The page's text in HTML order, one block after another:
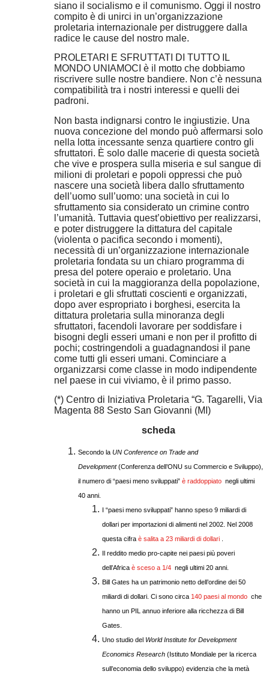
siano il socialismo e il comunismo. Oggi il nostro
compito è di unirci in un’organizzazione
proletaria internazionale per distruggere dalla
radice le cause del nostro male.
PROLETARI E SFRUTTATI DI TUTTO IL
MONDO UNIAMOCI è il motto che dobbiamo
riscrivere sulle nostre bandiere. Non c’è nessuna
compatibilità tra i nostri interessi e quelli dei
padroni.
Non basta indignarsi contro le ingiustizie. Una
nuova concezione del mondo può affermarsi solo
nella lotta incessante senza quartiere contro gli
sfruttatori. È solo dalle macerie di questa società
che vive e prospera sulla miseria e sul sangue di
milioni di proletari e popoli oppressi che può
nascere una società libera dallo sfruttamento
dell’uomo sull’uomo: una società in cui lo
sfruttamento sia considerato un crimine contro
l’umanità. Tuttavia quest’obiettivo per realizzarsi,
e poter distruggere la dittatura del capitale
(violenta o pacifica secondo i momenti),
necessità di un’organizzazione internazionale
proletaria fondata su un chiaro programma di
presa del potere operaio e proletario. Una
società in cui la maggioranza della popolazione,
i proletari e gli sfruttati coscienti e organizzati,
dopo aver espropriato i borghesi, esercita la
dittatura proletaria sulla minoranza degli
sfruttatori, facendoli lavorare per soddisfare i
bisogni degli esseri umani e non per il profitto di
pochi; costringendoli a guadagnandosi il pane
come tutti gli esseri umani. Cominciare a
organizzarsi come classe in modo indipendente
nel paese in cui viviamo, è il primo passo.
(*) Centro di Iniziativa Proletaria “G. Tagarelli, Via
Magenta 88 Sesto San Giovanni (MI)
scheda
Secondo la UN Conference on Trade and
Development(Conferenza dell’ONU su Commercio e Sviluppo),
il numero di “paesi meno sviluppati” è raddoppiato negli ultimi
40 anni.
I “paesi meno sviluppati” hanno speso 9 miliardi di
dollari per importazioni di alimenti nel 2002. Nel 2008
questa cifra è salita a 23 miliardi di dollari
Il reddito medio pro-capite nei paesi più poveri
dell’Africa è sceso a 1/4 negli ultimi 20 anni.
Bill Gates ha un patrimonio netto dell’ordine dei 50
miliardi di dollari. Ci sono circa 140 paesi al mondo che
hanno un PIL annuo inferiore alla ricchezza di Bill
Gates.
Uno studio del World Institute for Development
Economics Research (Istituto Mondiale per la ricerca
sull’economia dello sviluppo) evidenzia che la metà